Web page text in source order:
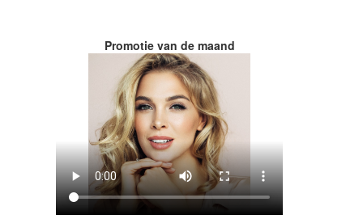
Promotie van de maand